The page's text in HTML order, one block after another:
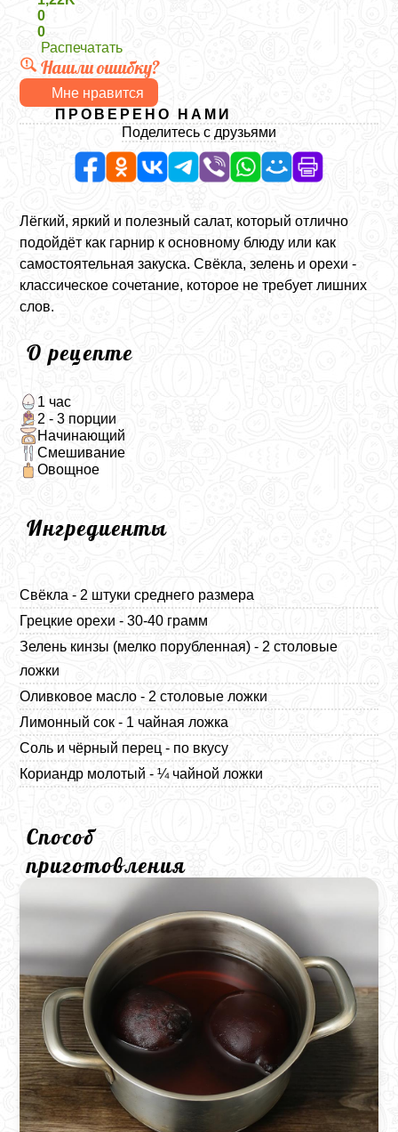
0
0
Распечатать
Нашли ошибку?
Мне нравится
ПРОВЕРЕНО НАМИ
Поделитесь с друзьями
Лёгкий, яркий и полезный салат, который отлично
подойдёт как гарнир к основному блюду или как
самостоятельная закуска. Свёкла, зелень и орехи -
классическое сочетание, которое не требует лишних
слов.
О рецепте
1 час
2 - 3 порции
Начинающий
Смешивание
Овощное
Ингредиенты
Свёкла - 2 штуки среднего размера
Грецкие орехи - 30-40 грамм
Зелень кинзы (мелко порубленная) - 2 столовые
ложки
Оливковое масло - 2 столовые ложки
Лимонный сок - 1 чайная ложка
Соль и чёрный перец - по вкусу
Кориандр молотый - ¼ чайной ложки
Способ
приготовления